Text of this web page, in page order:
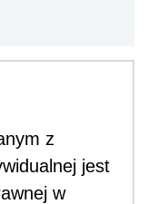
z
jest
w